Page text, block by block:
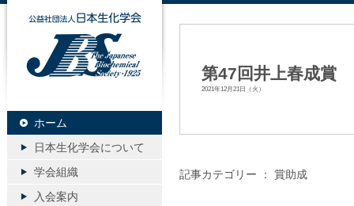
第47回井上春成賞
2021年12月21日（火）
記事カテゴリー ： 賞助成
公益社団法人日本生化学会
ホーム
日本生化学会について
学会組織
入会案内